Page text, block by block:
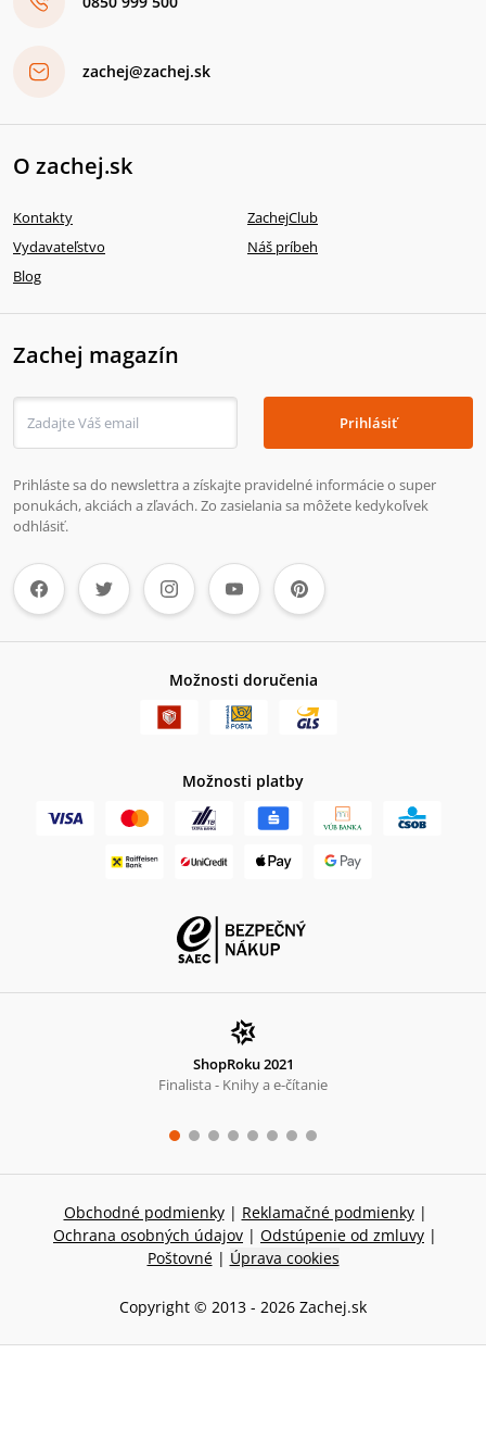
zachej@zachej.sk
O zachej.sk
Kontakty
ZachejClub
Vydavateľstvo
Náš príbeh
Blog
Zachej magazín
Prihlásiť
Prihláste sa do newslettra a získajte pravidelné informácie o super
ponukách, akciách a zľavách. Zo zasielania sa môžete kedykoľvek
odhlásiť.
Možnosti doručenia
Možnosti platby
ShopRoku 2021
Finalista - Knihy a e-čítanie
Obchodné podmienky | Reklamačné podmienky |
Ochrana osobných údajov | Odstúpenie od zmluvy |
Poštovné | Úprava cookies
Copyright © 2013 - 2026 Zachej.sk